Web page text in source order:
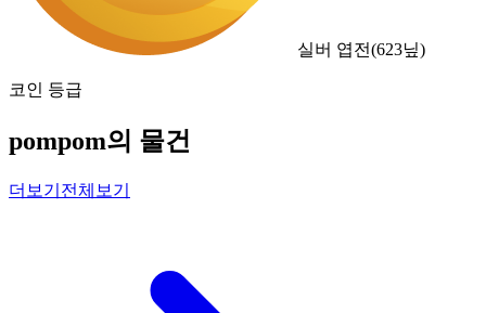
실버 엽전(623닢)
코인 등급
pompom의 물건
더보기 전체보기